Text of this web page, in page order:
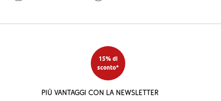
15% di
sconto*
Più vantaggi con la newsletter